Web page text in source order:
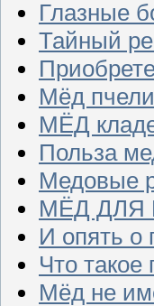
Глазные
Тайный
Мёд
МЁД
Польза
Медовые
МЁД ДЛЯ
И опять о
Что такое
Мёд не